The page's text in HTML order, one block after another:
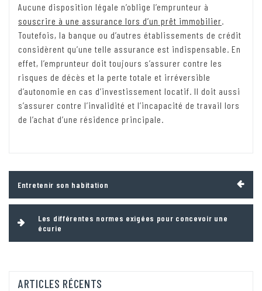
Aucune disposition légale n’oblige l’emprunteur à
souscrire à une assurance lors d’un prêt immobilier.
Toutefois, la banque ou d’autres établissements de crédit
considèrent qu’une telle assurance est indispensable. En
effet, l’emprunteur doit toujours s’assurer contre les
risques de décès et la perte totale et irréversible
d’autonomie en cas d’investissement locatif. Il doit aussi
s’assurer contre l’invalidité et l’incapacité de travail lors
de l’achat d’une résidence principale.
de
l’article
Entretenir son habitation
Les différentes normes exigées pour concevoir une
écurie
ARTICLES RÉCENTS